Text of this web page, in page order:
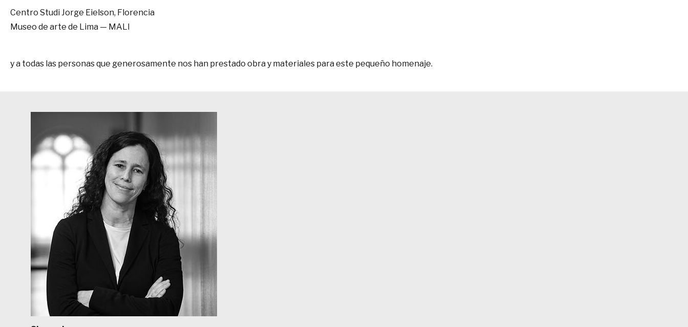
Centro Studi Jorge Eielson, Florencia
Museo de arte de Lima — MALI
y a todas las personas que generosamente nos han prestado obra y materiales para este pequeño homenaje.